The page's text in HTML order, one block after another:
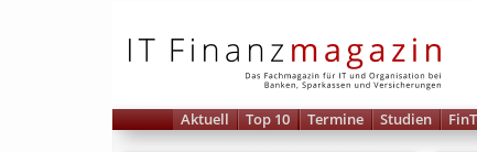
Aktuell Top 10 Termine Studien